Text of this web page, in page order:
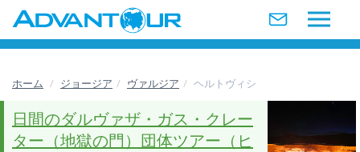
ホーム ジョージア ヴァルジア ヘルトヴィシ
日間のダルヴァザ・ガス・クレー
ター（地獄の門）団体ツアー（ヒ